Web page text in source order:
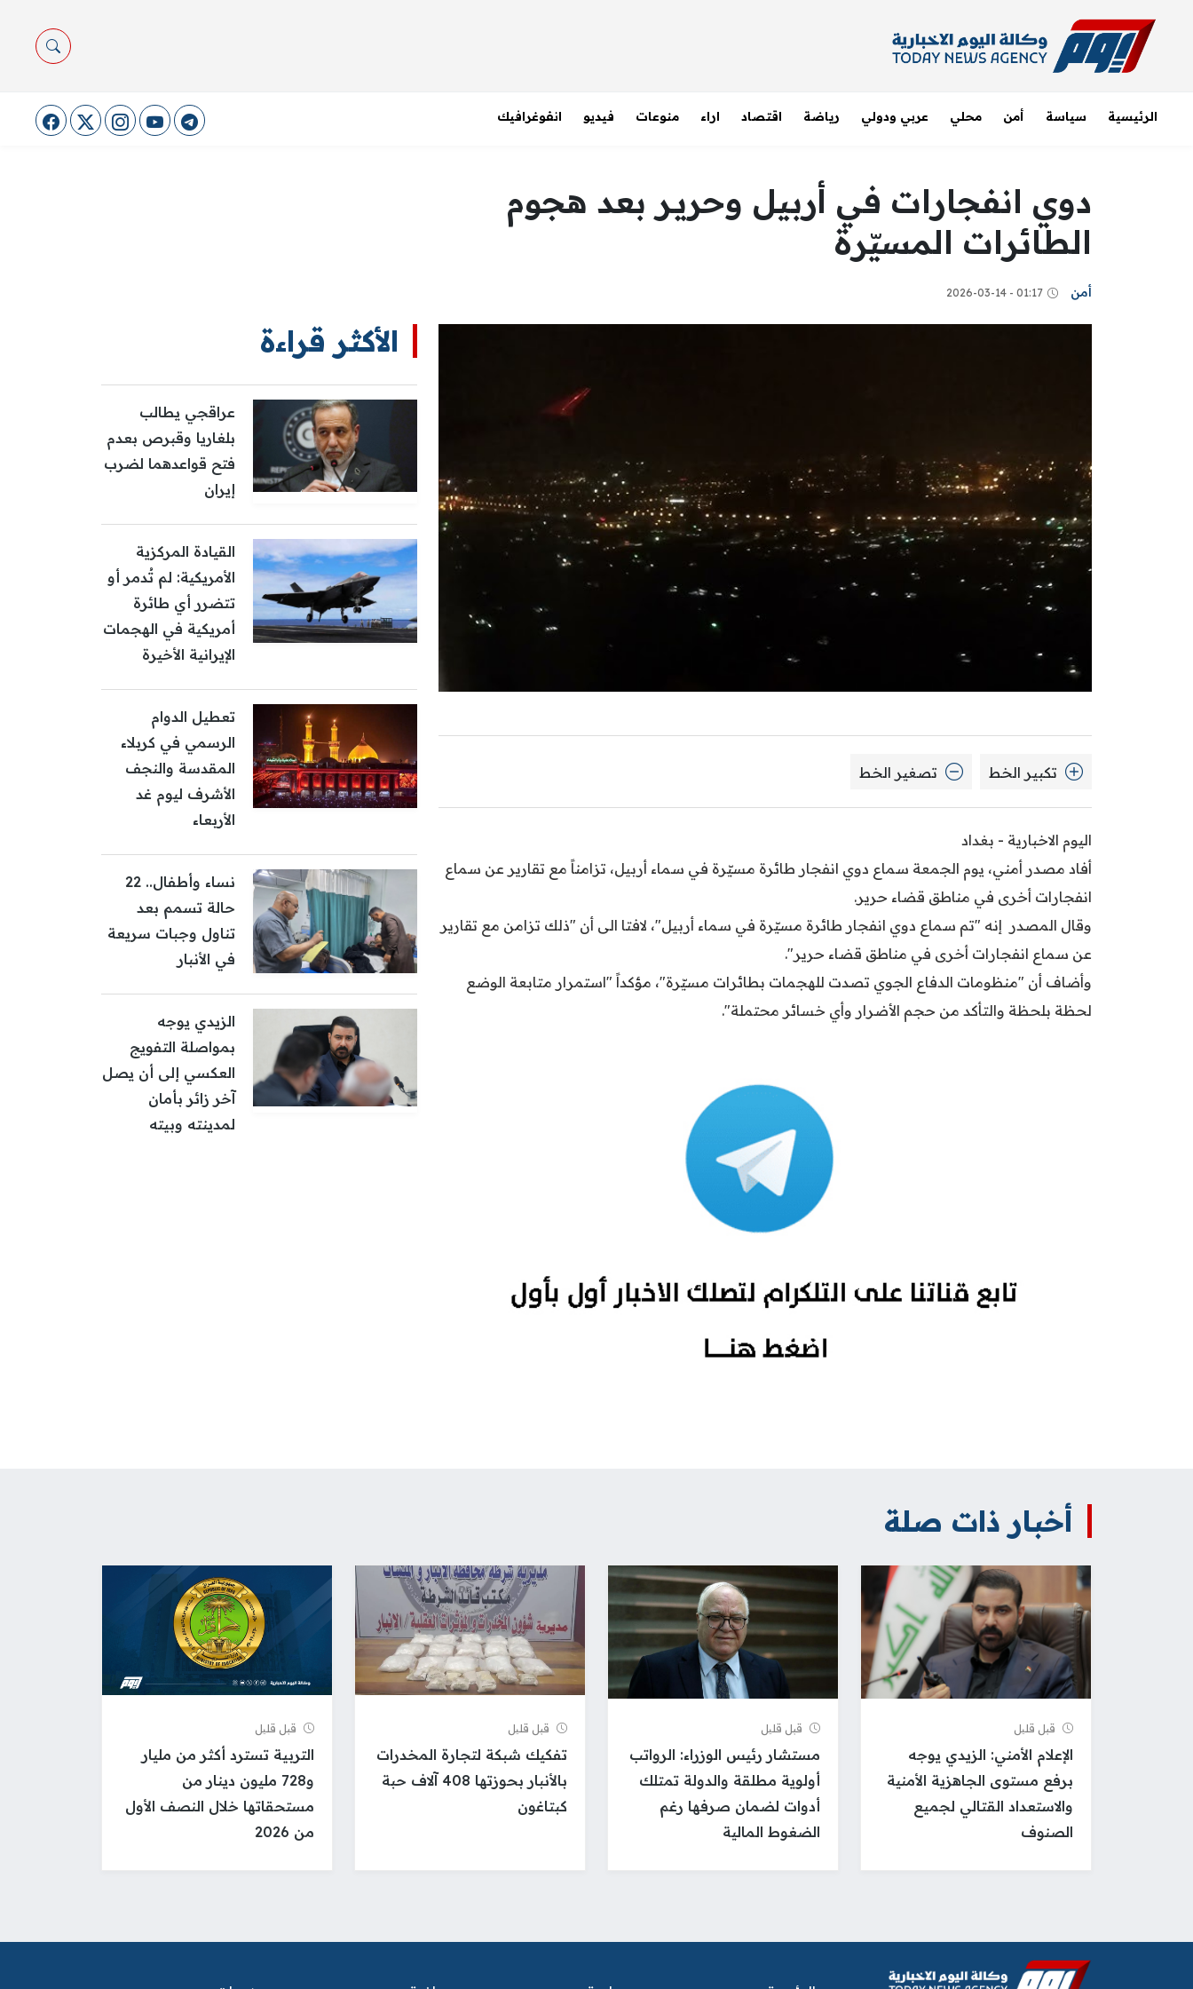
الرئيسية سياسة أمن محلي عربي ودولي رياضة اقتصاد اراء منوعات فيديو انفوغرافيك
دوي انفجارات في أربيل وحريـر بعد هجوم
الطائرات المسيّرة
أمن 01:17 - 2026-03-14
تكبير الخط تصغير الخط
اليوم الاخبارية - بغداد
أفاد مصدر أمني، يوم الجمعة سماع دوي انفجار طائرة مسيّرة في سماء أربيل، تزامناً مع تقارير عن سماع
انفجارات أخرى في مناطق قضاء حرير.
وقال المصدر إنه "تم سماع دوي انفجار طائرة مسيّرة في سماء أربيل"، لافتا الى أن "ذلك تزامن مع تقارير
عن سماع انفجارات أخرى في مناطق قضاء حرير".
وأضاف أن "منظومات الدفاع الجوي تصدت للهجمات بطائرات مسيّرة"، مؤكداً "استمرار متابعة الوضع
لحظة بلحظة والتأكد من حجم الأضرار وأي خسائر محتملة".
الأكثر قراءة
عراقجي يطالب
بلغاريا وقبرص بعدم
فتح قواعدهما لضرب
إيران
القيادة المركزية
الأمريكية: لم تُدمر أو
تتضرر أي طائرة
أمريكية في الهجمات
الإيرانية الأخيرة
تعطيل الدوام
الرسمي في كربلاء
المقدسة والنجف
الأشرف ليوم غد
الأربعاء
نساء وأطفال.. 22
حالة تسمم بعد
تناول وجبات سريعة
في الأنبار
الزيدي يوجه
بمواصلة التفويج
العكسي إلى أن يصل
آخر زائر بأمان
لمدينته وبيته
أخبار ذات صلة
قبل قلیل
الإعلام الأمني: الزيدي يوجه
برفع مستوى الجاهزية الأمنية
والاستعداد القتالي لجميع
الصنوف
قبل قلیل
مستشار رئيس الوزراء: الرواتب
أولوية مطلقة والدولة تمتلك
أدوات لضمان صرفها رغم
الضغوط المالية
قبل قلیل
تفكيك شبكة لتجارة المخدرات
بالأنبار بحوزتها 408 آلاف حبة
كبتاغون
قبل قلیل
التربية تسترد أكثر من مليار
و728 مليون دينار من
مستحقاتها خلال النصف الأول
من 2026